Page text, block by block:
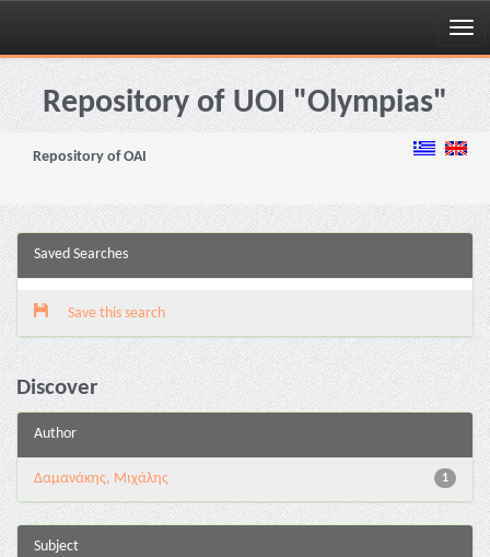
Skip
navigationRepository of UOI "Olympias"
Repository of OAI
Saved Searches
Save this search
Discover
Author
1
Δαμανάκης, Μιχάλης
Subject